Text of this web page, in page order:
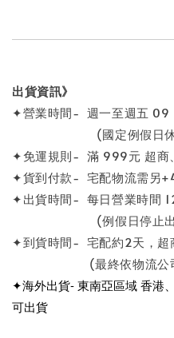
出貨資訊》
✦營業時間- 週一至週五
(國定例假日
✦免運規則- 滿 999元 超商
✦貨到付款- 宅配物流需另
✦出貨時間- 每日營業時間
(例假日停止出
✦到貨時間- 宅配約2天，超
(最終依物流公司
✦海外出貨- 東南亞區域 香港
可出貨